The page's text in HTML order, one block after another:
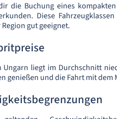
die Buchung eines
Diese
gut geeignet.
Ungarn liegt im Durchschnitt
genießen und die Fahrt mit dem